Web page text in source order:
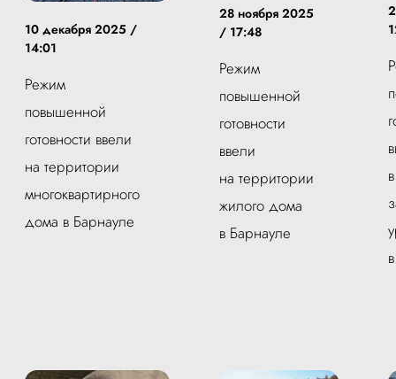
10 декабря 2025 /
14:01
Режим
повышенной
готовности ввели
на территории
многоквартирного
дома в Барнауле
28 ноября 2025
/ 17:48
Режим
повышенной
готовности
ввели
на территории
жилого дома
в Барнауле